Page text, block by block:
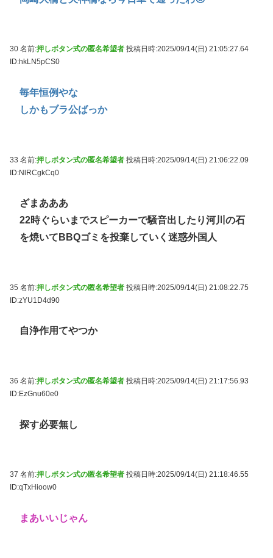
30 名前:押しボタン式の匿名希望者 投稿日時:2025/09/14(日) 21:05:27.64
ID:hkLN5pCS0
毎年恒例やな
しかもブラ公ばっか
33 名前:押しボタン式の匿名希望者 投稿日時:2025/09/14(日) 21:06:22.09
ID:NlRCgkCq0
ざまあああ
22時ぐらいまでスピーカーで騒音出したり河川の石
を焼いてBBQゴミを投棄していく迷惑外国人
35 名前:押しボタン式の匿名希望者 投稿日時:2025/09/14(日) 21:08:22.75
ID:zYU1D4d90
自浄作用てやつか
36 名前:押しボタン式の匿名希望者 投稿日時:2025/09/14(日) 21:17:56.93
ID:EzGnu60e0
探す必要無し
37 名前:押しボタン式の匿名希望者 投稿日時:2025/09/14(日) 21:18:46.55
ID:qTxHioow0
まあいいじゃん